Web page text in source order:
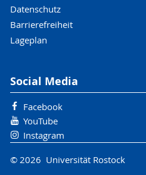
Datenschutz
Barrierefreiheit
Lageplan
Social Media
Facebook
YouTube
Instagram
© 2026 Universität Rostock